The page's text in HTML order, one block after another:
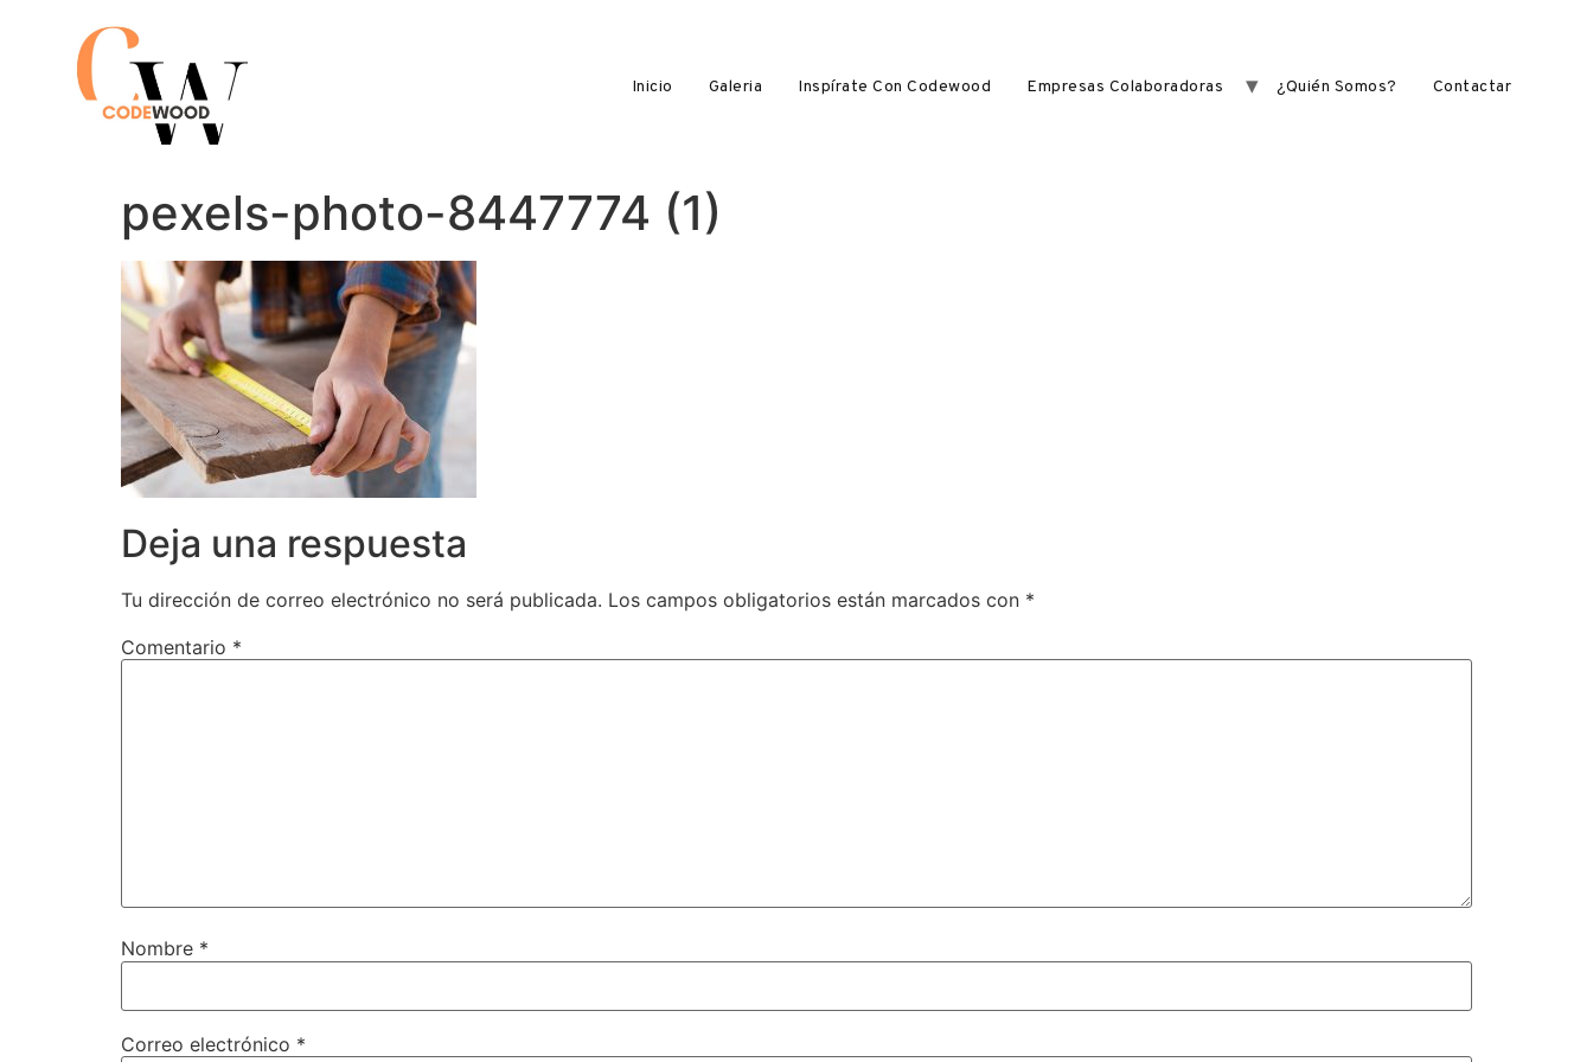
Inicio Galeria Inspírate Con Codewood Empresas Colaboradoras ¿Quién Somos? Contactar
pexels-photo-8447774 (1)
Deja una respuesta
Tu dirección de correo electrónico no será publicada. Los campos obligatorios están marcados con *
Comentario *
Nombre *
Correo electrónico *